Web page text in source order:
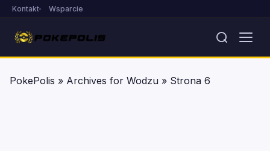
Kontakt Wsparcie
PokePolis » Archives for Wodzu » Strona 6